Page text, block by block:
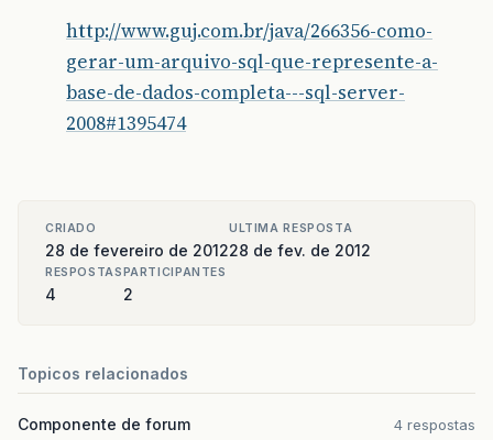
http://www.guj.com.br/java/266356-como-
gerar-um-arquivo-sql-que-represente-a-
base-de-dados-completa---sql-server-
2008#1395474
CRIADO
28 de fevereiro de 2012
ULTIMA RESPOSTA
28 de fev. de 2012
RESPOSTAS
4
PARTICIPANTES
2
Topicos relacionados
Componente de forum 4 respostas